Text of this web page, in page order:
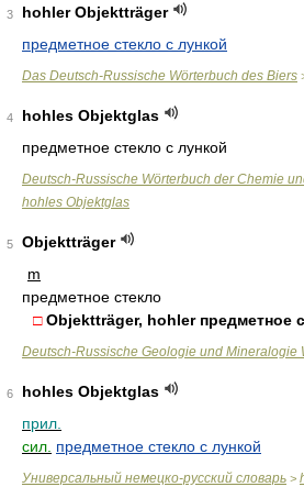
3
hohler Objektträger
предметное стекло с лункой
Das Deutsch-Russische Wörterbuch des Biers
4
hohles Objektglas
предметное стекло с лункой
Deutsch-Russische Wörterbuch der Chemie
hohles Objektglas
5
Objektträger
m
предметное стекло
□ Objektträger, hohler предметное
Deutsch-Russische Geologie und Mineralogie
6
hohles Objektglas
прил.
сил. предметное стекло с лункой
Универсальный немецко-русский словарь >